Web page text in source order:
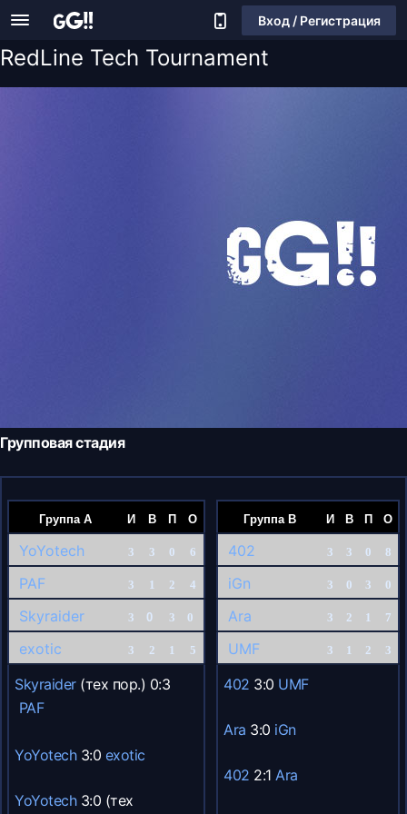
Вход / Регистрация
RedLine Tech Tournament
Групповая стадия
Группа А И В П О
YoYotech 3 3 0 6
PAF 3 1 2 4
Skyraider 3 0 3 0
exotic 3 2 1 5
Skyraider(тех пор.) 0:3
PAF
YoYotech3:0 exotic
YoYotech3:0 (тех
Группа B И В П О
402 3 3 0 8
iGn 3 0 3 0
Ara 3 2 1 7
UMF 3 1 2 3
402 3:0 UMF
Ara 3:0 iGn
402 2:1 Ara